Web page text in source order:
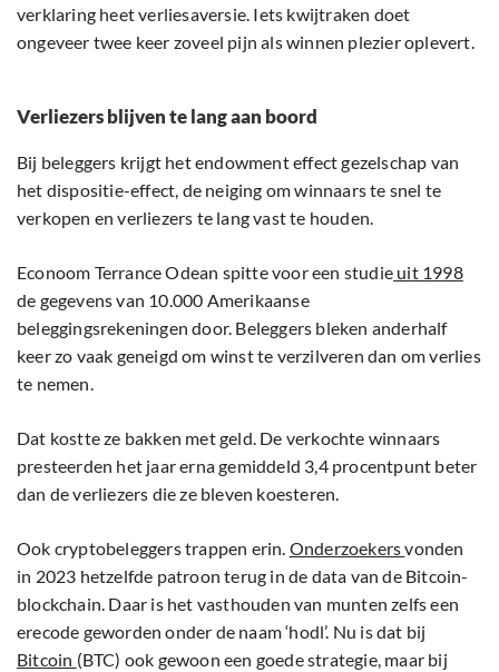
verklaring heet verliesaversie. Iets kwijtraken doet
ongeveer twee keer zoveel pijn als winnen plezier oplevert.
Verliezers blijven te lang aan boord
Bij beleggers krijgt het endowment effect gezelschap van
het dispositie-effect, de neiging om winnaars te snel te
verkopen en verliezers te lang vast te houden.
Econoom Terrance Odean spitte voor een studie uit 1998
de gegevens van 10.000 Amerikaanse
beleggingsrekeningen door. Beleggers bleken anderhalf
keer zo vaak geneigd om winst te verzilveren dan om verlies
te nemen.
Dat kostte ze bakken met geld. De verkochte winnaars
presteerden het jaar erna gemiddeld 3,4 procentpunt beter
dan de verliezers die ze bleven koesteren.
Ook cryptobeleggers trappen erin. Onderzoekersvonden
in 2023 hetzelfde patroon terug in de data van de Bitcoin-
blockchain. Daar is het vasthouden van munten zelfs een
erecode geworden onder de naam ‘hodl’. Nu is dat bij
Bitcoin (BTC) ook gewoon een goede strategie, maar bij